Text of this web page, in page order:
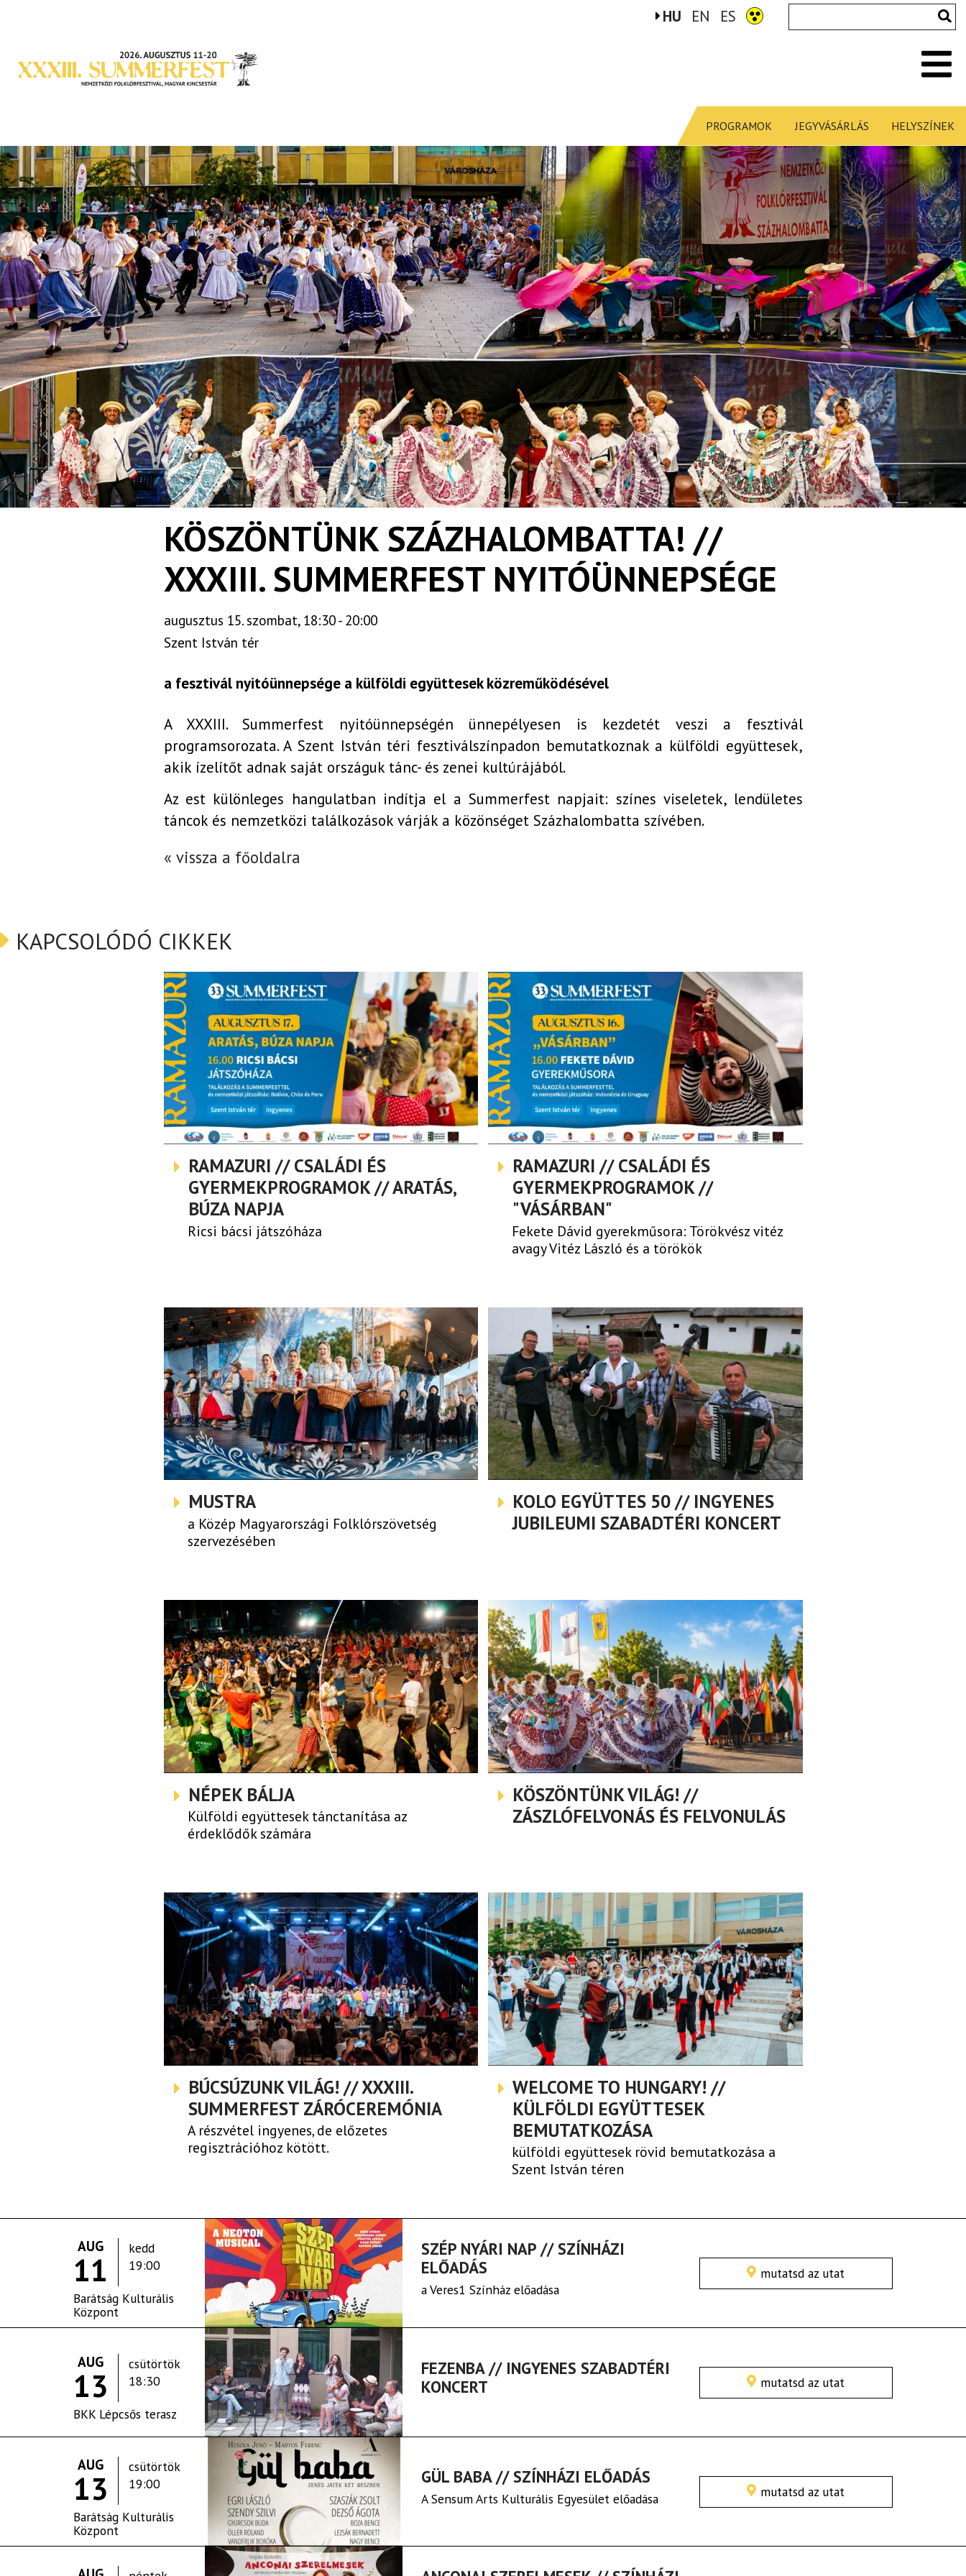
HU EN ES
PROGRAMOK JEGYVÁSÁRLÁS HELYSZÍNEK
KÖSZÖNTÜNK SZÁZHALOMBATTA! //
XXXIII. SUMMERFEST NYITÓÜNNEPSÉGE
augusztus 15. szombat, 18:30 - 20:00
Szent István tér
a fesztivál nyitóünnepsége a külföldi együttesek közreműködésével
A XXXIII. Summerfest nyitóünnepségén ünnepélyesen is kezdetét veszi a fesztivál
programsorozata. A Szent István téri fesztiválszínpadon bemutatkoznak a külföldi együttesek,
akik ízelítőt adnak saját országuk tánc- és zenei kultúrájából.
Az est különleges hangulatban indítja el a Summerfest napjait: színes viseletek, lendületes
táncok és nemzetközi találkozások várják a közönséget Százhalombatta szívében.
« vissza a főoldalra
KAPCSOLÓDÓ CIKKEK
RAMAZURI // CSALÁDI ÉS
GYERMEKPROGRAMOK // ARATÁS,
BÚZA NAPJA
Ricsi bácsi játszóháza
RAMAZURI // CSALÁDI ÉS
GYERMEKPROGRAMOK //
"VÁSÁRBAN"
Fekete Dávid gyerekműsora: Törökvész vitéz
avagy Vitéz László és a törökök
MUSTRA
a Közép Magyarországi Folklórszövetség
szervezésében
KOLO EGYÜTTES 50 // INGYENES
JUBILEUMI SZABADTÉRI KONCERT
NÉPEK BÁLJA
Külföldi együttesek tánctanítása az
érdeklődők számára
KÖSZÖNTÜNK VILÁG! //
ZÁSZLÓFELVONÁS ÉS FELVONULÁS
BÚCSÚZUNK VILÁG! // XXXIII.
SUMMERFEST ZÁRÓCEREMÓNIA
A részvétel ingyenes, de előzetes
regisztrációhoz kötött.
WELCOME TO HUNGARY! //
KÜLFÖLDI EGYÜTTESEK
BEMUTATKOZÁSA
külföldi együttesek rövid bemutatkozása a
Szent István téren
AUG
11
kedd
19:00
Barátság Kulturális
Központ
SZÉP NYÁRI NAP // SZÍNHÁZI
ELŐADÁS
a Veres1 Színház előadása
mutatsd az utat
AUG
13
csütörtök
18:30
BKK Lépcsős terasz
FEZENBA // INGYENES SZABADTÉRI
KONCERT
mutatsd az utat
AUG
13
csütörtök
19:00
Barátság Kulturális
Központ
GÜL BABA // SZÍNHÁZI ELŐADÁS
A Sensum Arts Kulturális Egyesület előadása mutatsd az utat